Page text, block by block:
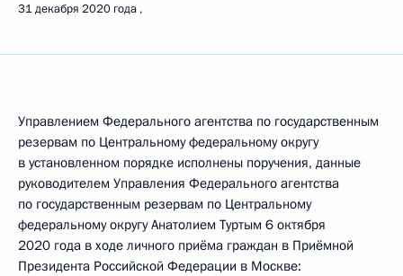
31 декабря 2020 года
Управлением Федерального агентства по государственным
резервам по Центральному федеральному округу
в установленном порядке исполнены поручения, данные
руководителем Управления Федерального агентства
по государственным резервам по Центральному
федеральному округу Анатолием Туртым 6 октября
2020 года в ходе личного приёма граждан в Приёмной
Президента Российской Федерации в Москве: